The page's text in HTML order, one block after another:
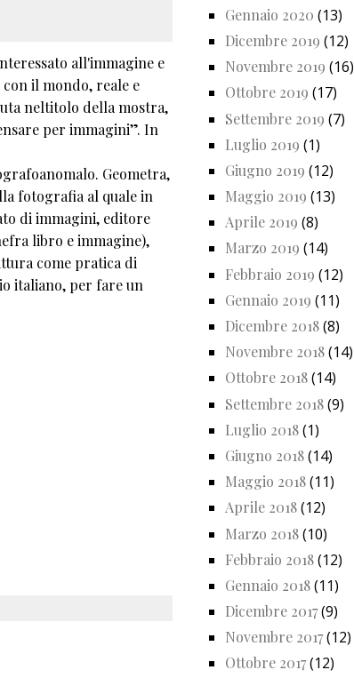
all'immagine e
il mondo, reale e
neltitolo della mostra,
per immagini”. In
Geometra,
fotografia al quale in
di immagini, editore
libro e immagine),
come pratica di
italiano, per fare un
Gennaio 2020 (13)
Dicembre 2019 (12)
Novembre 2019 (16)
Ottobre 2019 (17)
Settembre 2019 (7)
Luglio 2019 (1)
Giugno 2019 (12)
Maggio 2019 (13)
Aprile 2019 (8)
Marzo 2019 (14)
Febbraio 2019 (12)
Gennaio 2019 (11)
Dicembre 2018(8)
Novembre 2018(14)
Ottobre 2018(14)
Settembre 2018(9)
Luglio 2018(1)
Giugno 2018(14)
Maggio 2018(11)
Aprile 2018(12)
Marzo 2018(10)
Febbraio 2018(12)
Gennaio 2018(11)
Dicembre 2017(9)
Novembre 2017(12)
Ottobre 2017(12)